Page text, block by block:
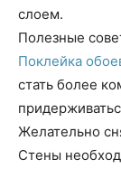
слоем.
Полезные
Поклейка
стать более
​Желательно
​Стены